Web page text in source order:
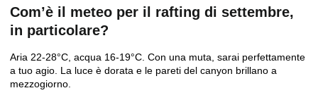
Com’è il meteo per il rafting di settembre,
in particolare?
Aria 22-28°C, acqua 16-19°C. Con una muta, sarai perfettamente
a tuo agio. La luce è dorata e le pareti del canyon brillano a
mezzogiorno.